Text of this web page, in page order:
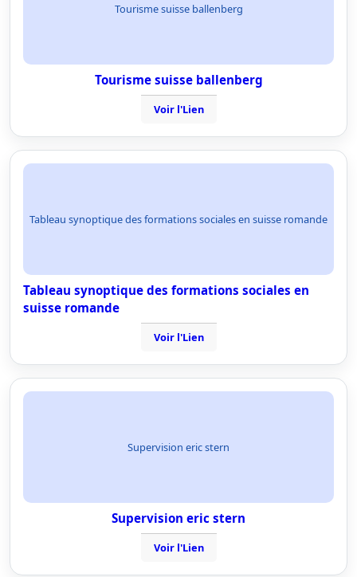
Tourisme suisse ballenberg
Tourisme suisse ballenberg
Voir l'Lien
Tableau synoptique des formations sociales en suisse romande
Tableau synoptique des formations sociales en
suisse romande
Voir l'Lien
Supervision eric stern
Supervision eric stern
Voir l'Lien